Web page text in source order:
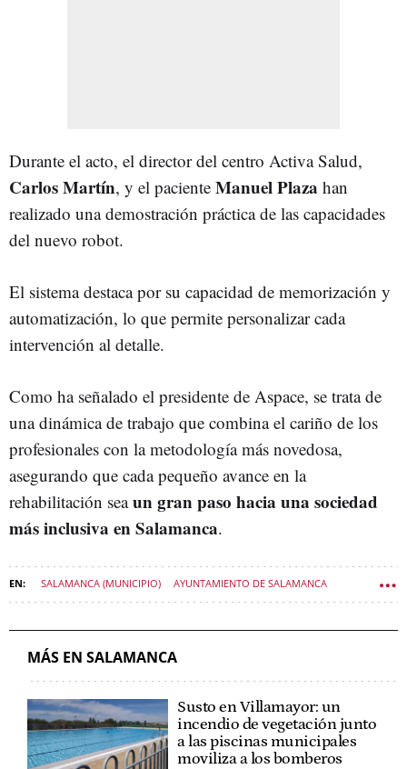
Durante el acto, el director del centro Activa Salud,
Carlos Martín, y el paciente Manuel Plaza han
realizado una demostración práctica de las capacidades
del nuevo robot.
El sistema destaca por su capacidad de memorización y
automatización, lo que permite personalizar cada
intervención al detalle.
Como ha señalado el presidente de Aspace, se trata de
una dinámica de trabajo que combina el cariño de los
profesionales con la metodología más novedosa,
asegurando que cada pequeño avance en la
rehabilitación seaun gran paso hacia una sociedad
más inclusiva en Salamanca.
SALAMANCA (MUNICIPIO) AYUNTAMIENTO DE SALAMANCA
MÁS EN SALAMANCA
Susto en Villamayor: un
incendio de vegetación junto
a las piscinas municipales
moviliza a los bomberos